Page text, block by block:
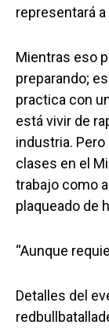
representará
Mientras eso
preparando;
practica con
está vivir de
industria.
clases en el
trabajo como
plaqueado de
“Aunque
Detalles del